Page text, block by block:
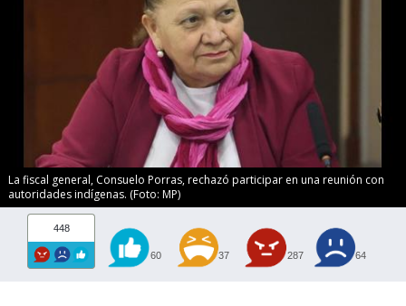
La fiscal general, Consuelo Porras, rechazó participar en una reunión con
autoridades indígenas. (Foto: MP)
448
60 37 287 64